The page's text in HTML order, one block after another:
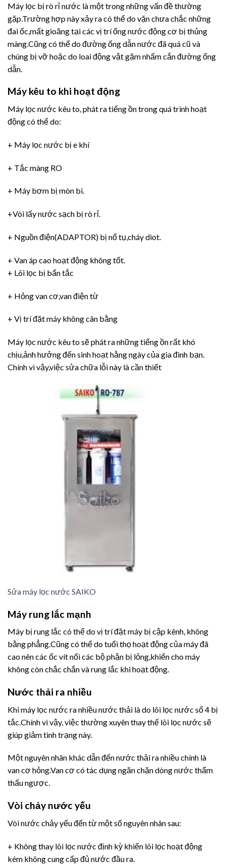
Máy lọc bị rò rỉ nước là một trong những vấn đề thường
gặp.Trường hợp này xảy ra có thể do vặn chưa chắc những
đai ốc,mất gioăng tại các vị trí ống nước động cơ bị thủng
màng.Cũng có thể do đường ống dẫn nước đã quá cũ và
chúng bị vỡ hoặc do loai động vật gặm nhấm cắn đường ống
dẫn.
Máy kêu to khi hoạt động
Máy lọc nước kêu to, phát ra tiếng ồn trong quá trình hoạt
động có thể do:
+ Máy lọc nước bị e khí
+ Tắc màng RO
+ Máy bơm bị mòn bi.
+Vòi lấy nước sạch bị rò rỉ.
+ Nguồn điện(ADAPTOR) bị nổ tụ,cháy diot.
+ Van áp cao hoạt động không tốt.
+ Lõi lọc bị bẩn tắc
+ Hỏng van cơ,van điện từ
+ Vị trí đặt máy không cân bằng
Máy lọc nước kêu to sẽ phát ra những tiếng ồn rất khó
chịu,ảnh hưởng đến sinh hoạt hằng ngày của gia đình bạn.
Chính vì vậy,việc sửa chữa lỗi này là cần thiết
Sửa máy lọc nước SAIKO
Máy rung lắc mạnh
Máy bị rung lắc có thể do vị trí đặt máy bị cập kênh, không
bằng phẳng.Cũng có thể do tuổi thọ hoạt động của máy đã
cao nên các ốc vít nối các bộ phận bị lỏng,khiến cho máy
không còn chắc chắn và rung lắc khi hoạt động.
Nước thải ra nhiều
Khi máy lọc nước ra nhiều nước thải là do lõi lọc nước số 4 bị
tắc.Chính vì vậy, việc thường xuyên thay thế lõi lọc nước sẽ
giúp giảm tình trạng này.
Một nguyên nhân khác dẫn đến nước thải ra nhiều chính là
van cơ hỏng.Van cơ có tác dụng ngăn chặn dòng nước thẩm
thấu ngược.
Vòi chảy nước yếu
Vòi nước chảy yếu đến từ một số nguyên nhân sau:
+ Không thay lõi lọc nước định kỳ khiến lõi lọc hoạt động
kém không cung cấp đủ nước đầu ra.